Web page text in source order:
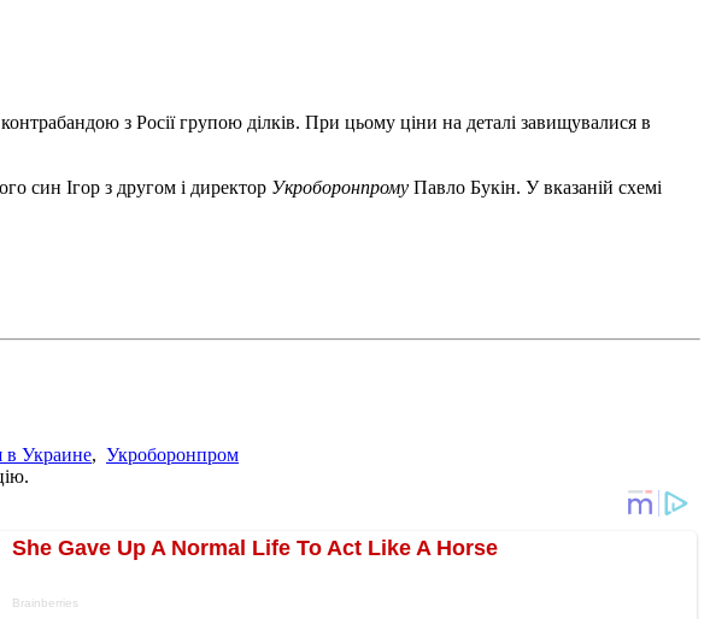
з Росії групою ділків. При цьому ціни на деталі завищувалися в
син Ігор з другом і директор Укроборонпрому Павло Букін. У вказаній схемі
в Украине, Укроборонпром